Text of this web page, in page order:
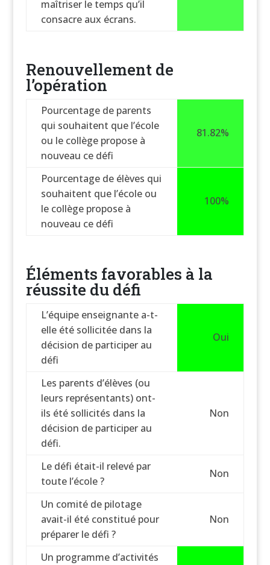
maîtriser le temps qu’il
consacre aux écrans.
Renouvellement de
l’opération
Pourcentage de parents
qui souhaitent que l’école
ou le collège propose à
nouveau ce défi
81.82%
Pourcentage de élèves qui
souhaitent que l’école ou
le collège propose à
nouveau ce défi
100%
Éléments favorables à la
réussite du défi
L’équipe enseignante a-t-
elle été sollicitée dans la
décision de participer au
défi
Oui
Les parents d’élèves (ou
leurs représentants) ont-
ils été sollicités dans la
décision de participer au
défi.
Non
Le défi était-il relevé par
toute l’école ?
Non
Un comité de pilotage
avait-il été constitué pour
préparer le défi ?
Non
Un programme d’activités